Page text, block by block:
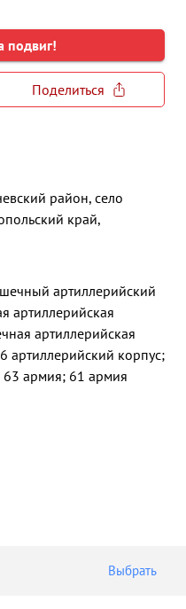
подвиг!
Поделиться
район, село
край,
артиллерийский
артиллерийская
артиллерийская
артиллерийский корпус;
63 армия; 61 армия
Выбрать